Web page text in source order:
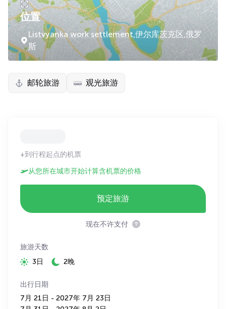
位置
Listvyanka work settlement,伊尔库茨克区,俄罗
斯
邮轮旅游 观光旅游
+到行程起点的机票
从您所在城市开始计算含机票的价格
预定旅游
现在不许支付
旅游天数
3日
2晚
出行日期
7月 21日 - 2027年 7月 23日